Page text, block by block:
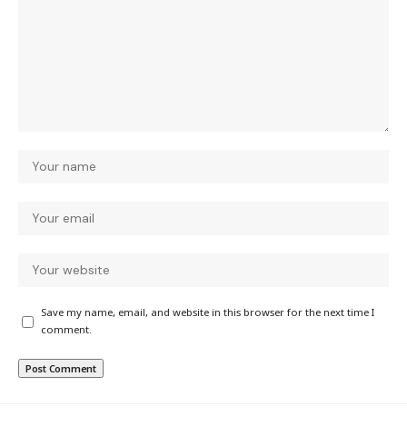
Save my name, email, and website in this browser for the next time I
comment.